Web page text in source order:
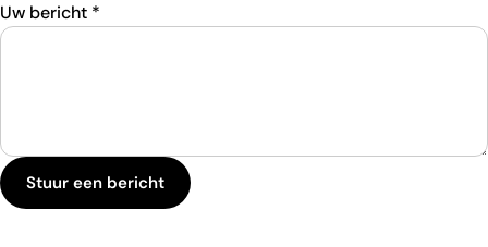
Uw bericht *
Stuur een bericht